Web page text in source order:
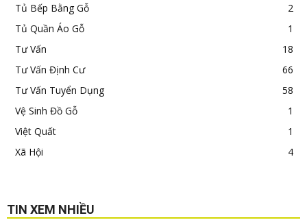
Tủ Bếp Bằng Gỗ
2
Tủ Quần Áo Gỗ
1
Tư Vấn
18
Tư Vấn Định Cư
66
Tư Vấn Tuyển Dụng
58
Vệ Sinh Đồ Gỗ
1
Việt Quất
1
Xã Hội
4
TIN XEM NHIỀU